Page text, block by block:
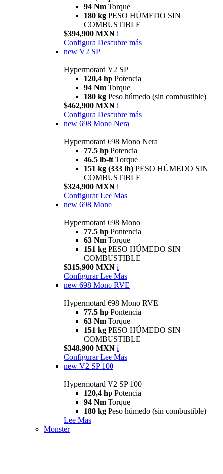
94 Nm Torque
180 kg PESO HÚMEDO SIN
COMBUSTIBLE
$394,900 MXN i
Configura Descubre más
new V2 SP
Hypermotard V2 SP
120,4 hp Potencia
94 Nm Torque
180 kg Peso húmedo (sin combustible)
$462,900 MXN i
Configura Descubre más
new 698 Mono Nera
Hypermotard 698 Mono Nera
77.5 hp Potencia
46.5 lb-ft Torque
151 kg (333 lb) PESO HÚMEDO SIN
COMBUSTIBLE
$324,900 MXN i
Configurar Lee Mas
new 698 Mono
Hypermotard 698 Mono
77.5 hp Pontencia
63 Nm Torque
151 kg PESO HÚMEDO SIN
COMBUSTIBLE
$315,900 MXN i
Configurar Lee Mas
new 698 Mono RVE
Hypermotard 698 Mono RVE
77.5 hp Pontencia
63 Nm Torque
151 kg PESO HÚMEDO SIN
COMBUSTIBLE
$348,900 MXN i
Configurar Lee Mas
new V2 SP 100
Hypermotard V2 SP 100
120,4 hp Potencia
94 Nm Torque
180 kg Peso húmedo (sin combustible)
Lee Mas
Monster